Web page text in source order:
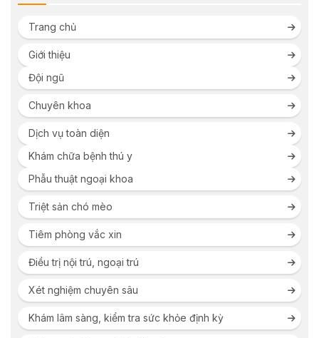
Trang chủ
Giới thiệu
Đội ngũ
Chuyên khoa
Dịch vụ toàn diện
Khám chữa bệnh thú y
Phẫu thuật ngoại khoa
Triệt sản chó mèo
Tiêm phòng vắc xin
Điều trị nội trú, ngoại trú
Xét nghiệm chuyên sâu
Khám lâm sàng, kiểm tra sức khỏe định kỳ